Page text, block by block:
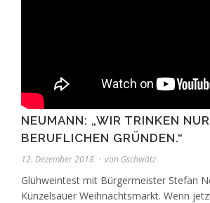
NEUMANN: „WIR TRINKEN
BERUFLICHEN GRÜNDEN.“
12. Dezember 2018 von Gschwätz
Glühweintest mit Bürgermeister Stefan
Künzelsauer Weihnachtsmarkt. Wenn